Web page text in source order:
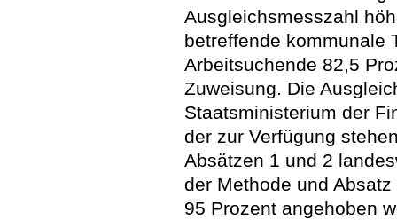
Ausgleichsmesszahl
betreffende kommunale
Arbeitsuchende 82,5
Zuweisung. Die
Staatsministerium der
der zur Verfügung
Absätzen 1 und 2
der Methode und
95 Prozent angehoben